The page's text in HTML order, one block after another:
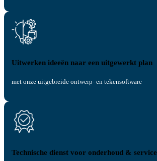
Uitwerken ideeën naar een uitgewerkt plan
met onze uitgebreide ontwerp- en tekensoftware
Technische dienst voor onderhoud & service